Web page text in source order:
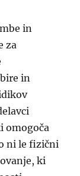
in
za
in
omogoča
ni le fizični
ki